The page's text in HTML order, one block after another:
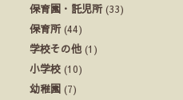
保育園・託児所(33)
保育所(44)
学校その他 (1)
小学校 (10)
幼稚園 (7)